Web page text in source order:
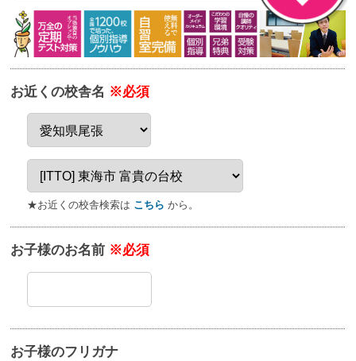
お近くの校舎名 ※必須
★お近くの校舎検索は こちら から。
お子様のお名前 ※必須
お子様のフリガナ